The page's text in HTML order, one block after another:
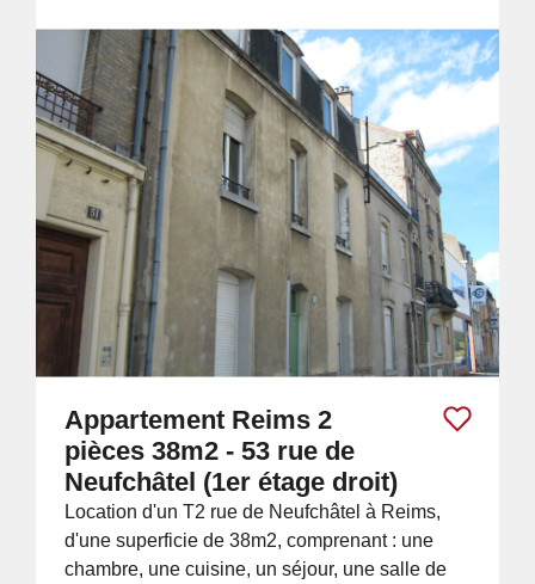
Appartement Reims 2
pièces 38m2 - 53 rue de
Neufchâtel (1er étage droit)
Location d'un T2 rue de Neufchâtel à Reims,
d'une superficie de 38m2, comprenant : une
chambre, une cuisine, un séjour, une salle de